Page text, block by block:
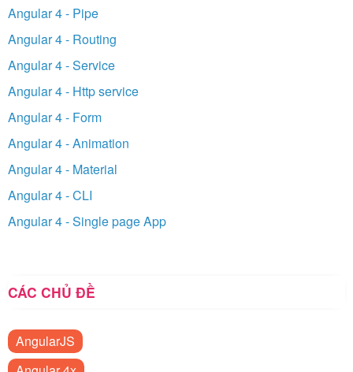
Angular 4 - Pipe
Angular 4 - Routing
Angular 4 - Service
Angular 4 - Http service
Angular 4 - Form
Angular 4 - Animation
Angular 4 - Material
Angular 4 - CLI
Angular 4 - Single page App
CÁC CHỦ ĐỀ
AngularJS